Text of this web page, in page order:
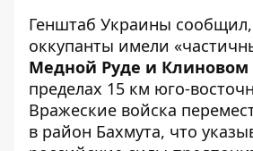
Генштаб Украины
оккупанты имели
Медной Руде и Клиновом
пределах 15 км юго-
Вражеские войска
в район Бахмута, что